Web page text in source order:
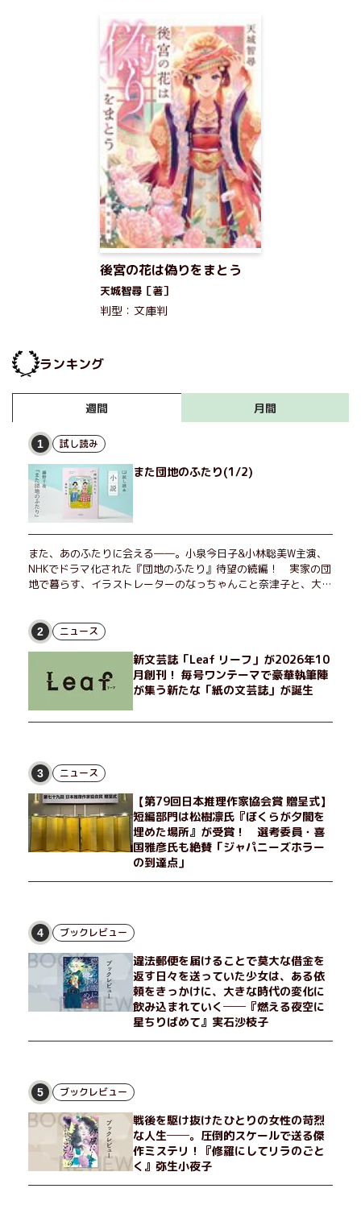
後宮の花は偽りをまとう
天城智尋［著］
判型：文庫判
ランキング
週間 月間
1 試し読み
また団地のふたり(1/2)
また、あのふたりに会える――。小泉今日子&小林聡美W主演、
NHKでドラマ化された『団地のふたり』待望の続編！ 実家の団
地で暮らす、イラストレーターのなっちゃんこと奈津子と、大学
げたり、部屋でふたりだけの「台湾映画祭」を催したり。50代
独身、幼なじみの変わらぬ友情とささやかな幸せの日々を描く。
2 ニュース
新文芸誌「Leaf リーフ」が2026年10
月創刊！ 毎号ワンテーマで豪華執筆陣
が集う新たな「紙の文芸誌」が誕生
3 ニュース
【第79回日本推理作家協会賞 贈呈式】
短編部門は松樹凛氏『ぼくらが夕闇を
埋めた場所』が受賞！ 選考委員・喜
国雅彦氏も絶賛「ジャパニーズホラー
の到達点」
4 ブックレビュー
違法郵便を届けることで莫大な借金を
返す日々を送っていた少女は、ある依
頼をきっかけに、大きな時代の変化に
飲み込まれていく──『燃える夜空に
星ちりばめて』実石沙枝子
5 ブックレビュー
戦後を駆け抜けたひとりの女性の苛烈
な人生──。圧倒的スケールで送る傑
作ミステリ！『修羅にしてリラのごと
く』弥生小夜子